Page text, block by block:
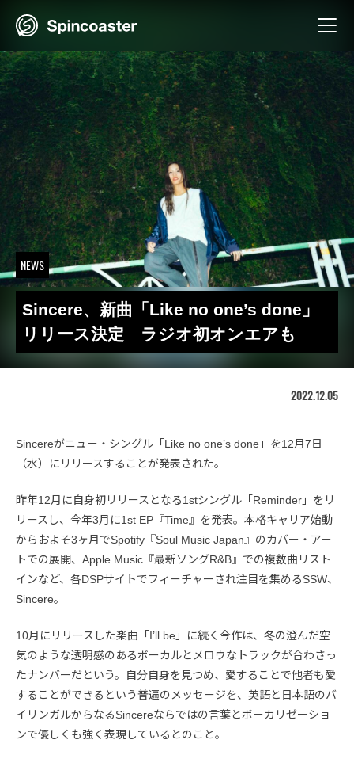
NEWS
Sincere、新曲「Like no one’s done」
リリース決定 ラジオ初オンエアも
2022.12.05
Sincereがニュー・シングル「Like no one’s done」を12月7日
（水）にリリースすることが発表された。
昨年12月に自身初リリースとなる1stシングル「Reminder」をリ
リースし、今年3月に1st EP『Time』を発表。本格キャリア始動
からおよそ3ヶ月でSpotify『Soul Music Japan』のカバー・アー
トでの展開、Apple Music『最新ソングR&B』での複数曲リスト
インなど、各DSPサイトでフィーチャーされ注目を集めるSSW、
Sincere。
10月にリリースした楽曲「I’ll be」に続く今作は、冬の澄んだ空
気のような透明感のあるボーカルとメロウなトラックが合わさっ
たナンバーだという。自分自身を見つめ、愛することで他者も愛
することができるという普遍のメッセージを、英語と日本語のバ
イリンガルからなるSincereならではの言葉とボーカリゼーショ
ンで優しくも強く表現しているとのこと。